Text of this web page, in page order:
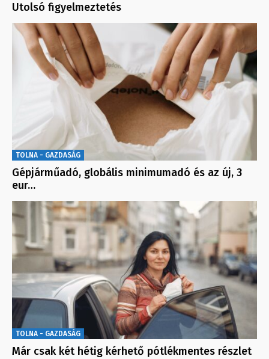
Utolsó figyelmeztetés
TOLNA - GAZDASÁG
Gépjárműadó, globális minimumadó és az új, 3
eur…
TOLNA - GAZDASÁG
Már csak két hétig kérhető pótlékmentes részlet